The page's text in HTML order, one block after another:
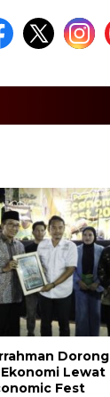
Dorong
Lewat
Fest